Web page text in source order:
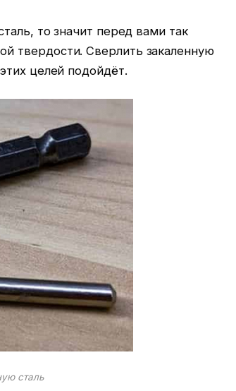
то значит перед вами так
твердости. Сверлить закаленную
целей подойдёт.
сталь